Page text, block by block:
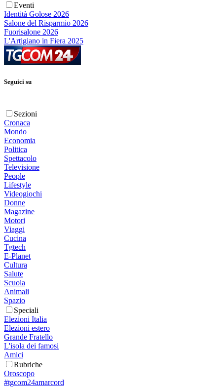
Eventi
Identità Golose 2026
Salone del Risparmio 2026
Fuorisalone 2026
L'Artigiano in Fiera 2025
Seguici su
Sezioni
Cronaca
Mondo
Economia
Politica
Spettacolo
Televisione
People
Lifestyle
Videogiochi
Donne
Magazine
Motori
Viaggi
Cucina
Tgtech
E-Planet
Cultura
Salute
Scuola
Animali
Spazio
Speciali
Elezioni Italia
Elezioni estero
Grande Fratello
L'isola dei famosi
Amici
Rubriche
Oroscopo
#tgcom24amarcord